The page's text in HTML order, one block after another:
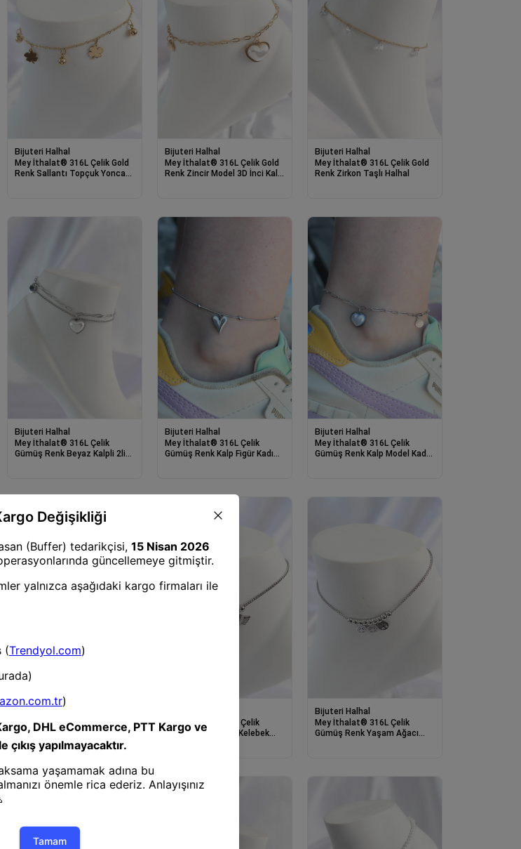
Bijuteri Halhal
Mey İthalat® 316L Çelik Gold
Renk Sallantı Topçuk Yonca
Bijuteri Halhal
Mey İthalat® 316L Çelik Gold
Renk Zincir Model 3D İnci Kalp
Bijuteri Halhal
Mey İthalat® 316L Çelik Gold
Renk Zirkon Taşlı Halhal
Bijuteri Halhal
Mey İthalat® 316L Çelik
Gümüş Renk Beyaz Kalpli 2li
Bijuteri Halhal
Mey İthalat® 316L Çelik
Gümüş Renk Kalp Figür Kadın
Bijuteri Halhal
Mey İthalat® 316L Çelik
Gümüş Renk Kalp Model Kadın
Mey İthalat® 316L Çelik
Gümüş Renk Nazar Boncuk
Tasarımlı 2li Halhal
Mey İthalat® 316L Çelik
Gümüş Renk Simli Kelebek
Bijuteri Halhal
Mey İthalat® 316L Çelik
Gümüş Renk Yaşam Ağacı